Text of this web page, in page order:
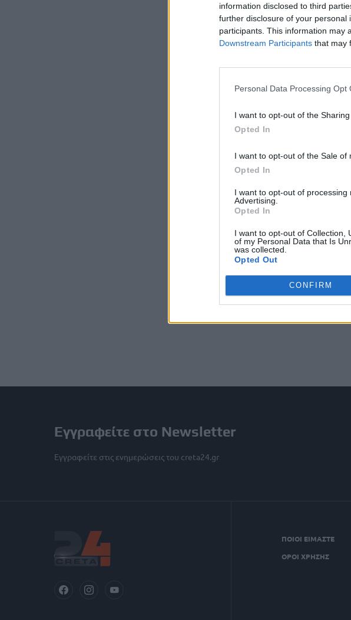
information disclosed to third
further disclosure of your personal
participants. This information may
Downstream Participants that may
Personal Data Processing Opt
I want to opt-out of the
Opted In
I want to opt-out of the Sale of
Opted In
I want to opt-out of
Advertising.
Opted In
I want to opt-out of Collection,
of my Personal Data that Is
was collected.
Opted Out
CONFIRM
Εγγραφείτε στο Newsletter
Εγγραφείτε στις ενημερώσεις του creta24.gr
ΠΟΙΟΙ ΕΙΜΑΣΤΕ
ΟΡΟΙ ΧΡΗΣΗΣ